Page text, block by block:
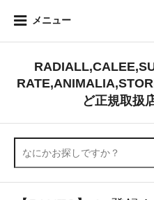
メニュー
ど正規取扱